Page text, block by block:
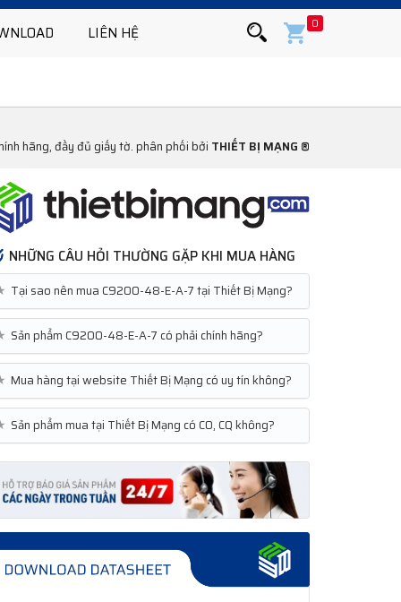
LIÊN HỆ 0
hãng, đầy đủ giấy tờ. phân phối bởi THIẾT BỊ MẠNG ®
NHỮNG CÂU HỎI THƯỜNG GẶP KHI MUA HÀNG
Tại sao nên mua C9200-48-E-A-7 tại Thiết Bị Mạng?
Sản phẩm C9200-48-E-A-7 có phải chính hãng?
Mua hàng tại website Thiết Bị Mạng có uy tín không?
Sản phẩm mua tại Thiết Bị Mạng có CO, CQ không?